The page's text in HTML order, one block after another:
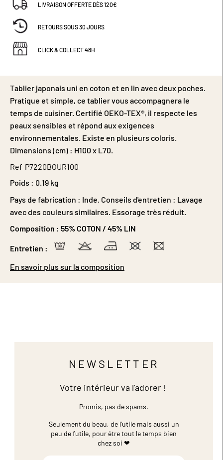
LIVRAISON OFFERTE DÈS 120€
RETOURS SOUS 30 JOURS
CLICK & COLLECT 48H
Tablier japonais uni en coton et en lin avec deux poches.
Pratique et simple, ce tablier vous accompagnera le
temps de cuisiner. Certifié OEKO-TEX®, il respecte les
peaux sensibles et répond aux exigences
environnementales. Existe en plusieurs coloris.
Dimensions (cm) : H100 x L70.
Ref P7220BOUR100
Poids : 0.19 kg
Pays de fabrication : Inde. Conseils d'entretien : Lavage
avec des couleurs similaires. Essorage très réduit.
Composition : 55% COTON / 45% LIN
Entretien :
En savoir plus sur la composition
NEWSLETTER
Votre intérieur va l'adorer !
Promis, pas de spams.
Seulement du beau, de l'utile mais aussi un
peu de futile, pour être tout le temps bien
chez soi ❤